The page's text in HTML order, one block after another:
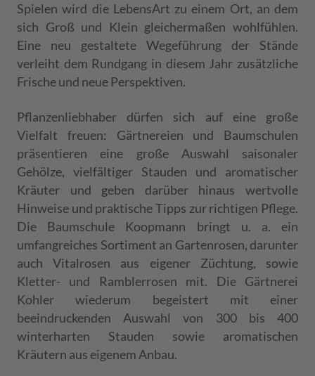
Spielen wird die LebensArt zu einem Ort, an dem
sich Groß und Klein gleichermaßen wohlfühlen.
Eine neu gestaltete Wegeführung der Stände
verleiht dem Rundgang in diesem Jahr zusätzliche
Frische und neue Perspektiven.
Pflanzenliebhaber dürfen sich auf eine große
Vielfalt freuen: Gärtnereien und Baumschulen
präsentieren eine große Auswahl saisonaler
Gehölze, vielfältiger Stauden und aromatischer
Kräuter und geben darüber hinaus wertvolle
Hinweise und praktische Tipps zur richtigen Pflege.
Die Baumschule Koopmann bringt u. a. ein
umfangreiches Sortiment an Gartenrosen, darunter
auch Vitalrosen aus eigener Züchtung, sowie
Kletter- und Ramblerrosen mit. Die Gärtnerei
Kohler wiederum begeistert mit einer
beeindruckenden Auswahl von 300 bis 400
winterharten Stauden sowie aromatischen
Kräutern aus eigenem Anbau.